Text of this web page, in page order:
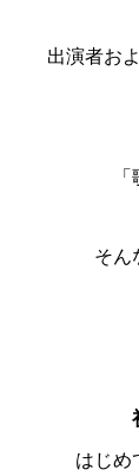
出演者お
そん
はじめ